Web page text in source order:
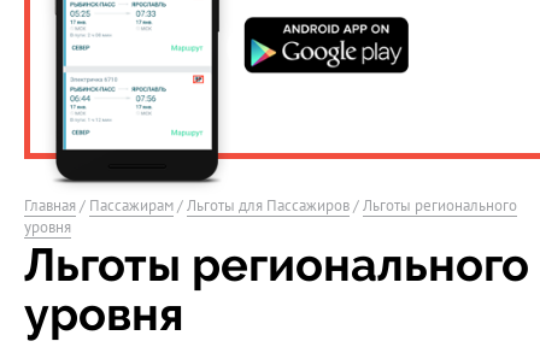
Главная/ Пассажирам/Льготы для Пассажиров/Льготы регионального
уровня
Льготы регионального
уровня